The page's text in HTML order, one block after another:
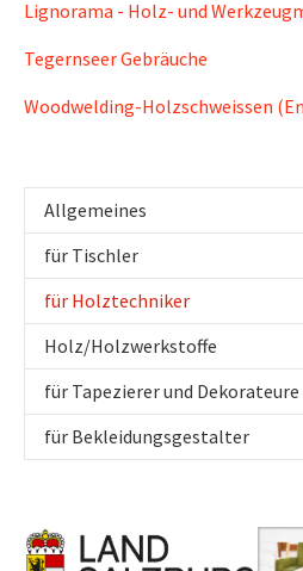
Lignorama - Holz- und
Tegernseer Gebräuche
Woodwelding-Holzschweissen
Allgemeines
für Tischler
für Holztechniker(current)
Holz/Holzwerkstoffe
für Tapezierer und Dekorateure
für Bekleidungsgestalter